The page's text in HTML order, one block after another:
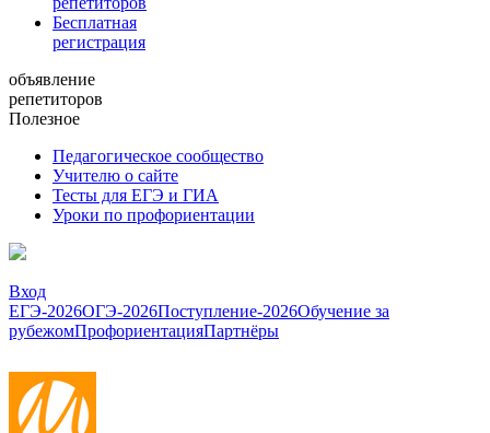
Бесплатная
регистрация
объявление
репетиторов
Полезное
Педагогическое сообщество
Учителю о сайте
Тесты для ЕГЭ и ГИА
Уроки по профориентации
Вход
ЕГЭ-2026ОГЭ-2026Поступление-2026Обучение за
рубежомПрофориентацияПартнёры